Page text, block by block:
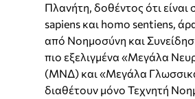
Πλανήτη, δοθέντος ότι
sapiens και homo sentiens,
από Νοημοσύνη και
πιο εξελιγμένα «Μεγάλα
(ΜΝΔ) και «Μεγάλα
διαθέτουν μόνο Τεχνητή